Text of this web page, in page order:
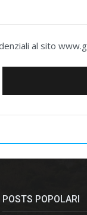
al sito
POSTS POPOLARI